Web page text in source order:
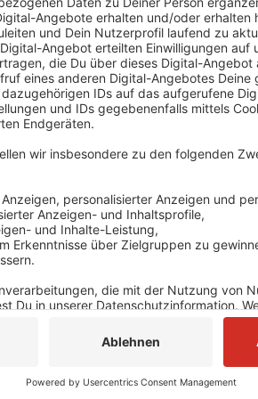
Aktuell bilde sich ein langer Stau. Die
Spur verengt. In Richtung Krefeld sei
lange die Sperrung dauert, wissen die
den Bereich weiträumig zu umfahren.
Anzeige